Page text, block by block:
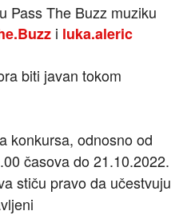
Pass The Buzz muziku
i luka.aleric
biti javan tokom
konkursa, odnosno od
časova do 21.10.2022.
stiču pravo da učestvuju